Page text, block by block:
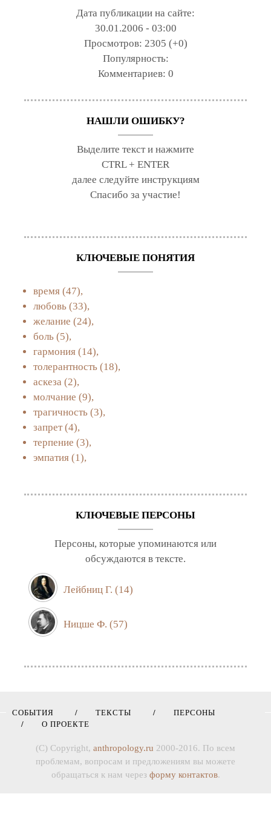
Дата публикации на сайте:
30.01.2006 - 03:00
Просмотров: 2305 (+0)
Популярность:
Комментариев: 0
НАШЛИ ОШИБКУ?
Выделите текст и нажмите
CTRL + ENTER
далее следуйте инструкциям
Спасибо за участие!
КЛЮЧЕВЫЕ ПОНЯТИЯ
время (47),
любовь (33),
желание (24),
боль (5),
гармония (14),
толерантность (18),
аскеза (2),
молчание (9),
трагичность (3),
запрет (4),
терпение (3),
эмпатия (1),
КЛЮЧЕВЫЕ ПЕРСОНЫ
Персоны, которые упоминаются или
обсуждаются в тексте.
Лейбниц Г. (14)
Ницше Ф. (57)
СОБЫТИЯ ТЕКСТЫ
ПЕРСОНЫ
О ПРОЕКТЕ
(C) Copyright, anthropology.ru 2000-2016. По всем
проблемам, вопросам и предложениям вы можете
обращаться к нам через форму контактов.